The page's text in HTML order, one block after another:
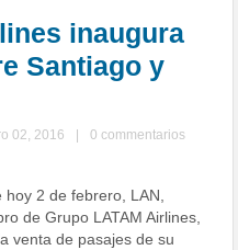
inaugura
Santiago y
02, 2016
0 commentarios
hoy 2 de febrero, LAN,
de Grupo LATAM Airlines,
venta de pasajes de su